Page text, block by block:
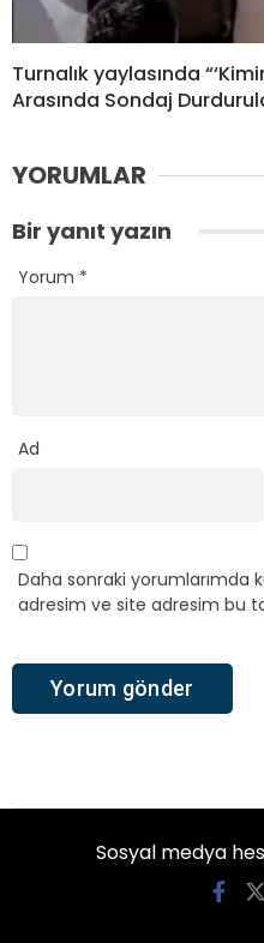
Turnalık yaylasında
Arasında Sondaj
YORUMLAR
Bir yanıt yazın
Yorum *
Ad
Daha sonraki yorumlarımda
adresim ve site adresim bu
Sosyal medya